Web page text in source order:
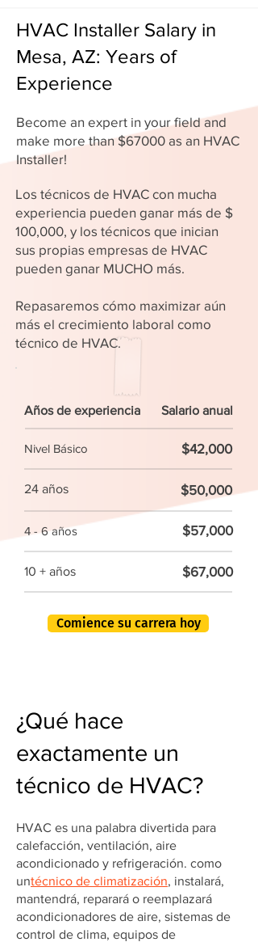
HVAC Installer Salary in
Mesa, AZ: Years of
Experience
Become an expert in your field and
make more than $67000 as an HVAC
Installer!
Los técnicos de HVAC con mucha
experiencia pueden ganar más de $
100,000, y los técnicos que inician
sus propias empresas de HVAC
pueden ganar MUCHO más.
Repasaremos cómo maximizar aún
más el crecimiento laboral como
técnico de HVAC.
Años de experiencia Salario anual
Nivel Básico $42,000
24 años $50,000
4 - 6 años $57,000
10 + años $67,000
Comience su carrera hoy
¿Qué hace
exactamente un
técnico de HVAC?
HVAC es una palabra divertida para
calefacción, ventilación, aire
acondicionado y refrigeración. como
untécnico de climatización, instalará,
mantendrá, reparará o reemplazará
acondicionadores de aire, sistemas de
control de clima, equipos de